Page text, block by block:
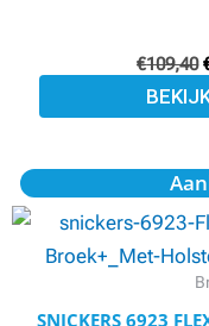
€109,40
SNICKERS 6923